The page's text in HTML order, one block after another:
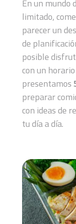
En un mundo
limitado,
parecer un
de
posible
con un
presentamos
preparar
con ideas de
tu día a día.